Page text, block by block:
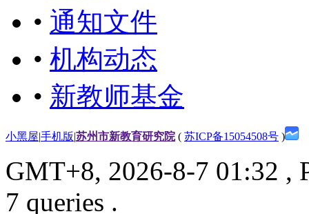
• 通知文件
• 机构动态
• 新教师基金
小黑屋|手机版|苏州市新教育研究院( 苏ICP备15054508号 )
GMT+8, 2026-8-7 01:32 ,
7 queries .